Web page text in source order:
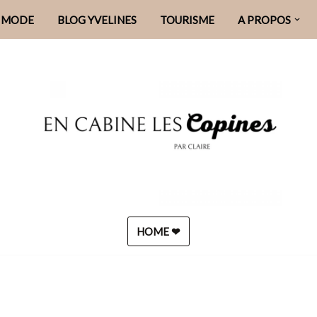
MODE BLOG YVELINES TOURISME A PROPOS
HOME ❤︎